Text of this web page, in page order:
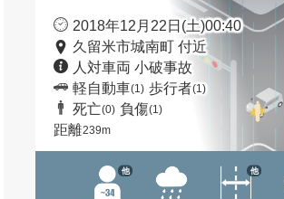
2018年12月22日(土)00:40
久留米市城南町 付近
人対車両 小破事故
軽自動車(1) 歩行者(1)
死亡(0) 負傷(1)
距離239m
他 他